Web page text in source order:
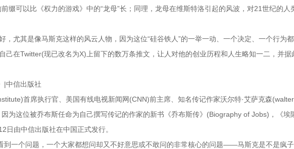
缀可以比《权力的游戏》中的“龙母”长；同理，龙母在维斯特洛引起的风波，对21世纪的人
，尤其是像马斯克这样的风云人物，因为这位“硅谷铁人”的一举一动、一个决定、一个行为
己在Twitter(现已改名为X)上留下的数万条推文，让人对他的创业历程和人生略知一二，并据
|中信出版社
首席执行官、美国有线电视新闻网(CNN)前主席、知名传记作家沃尔特·艾萨克森(walter
为这位被乔布斯任命为自己撰写传记的作家的新书《乔布斯传》(Biography of Jobs)，《埃
日由中信出版社在中国正式发行。
到一个问题，一个大家都想问却又不好意思或不敢问的非常核心的问题——马斯克是不是疯子